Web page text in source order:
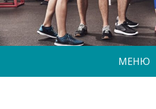
МЕНЮ